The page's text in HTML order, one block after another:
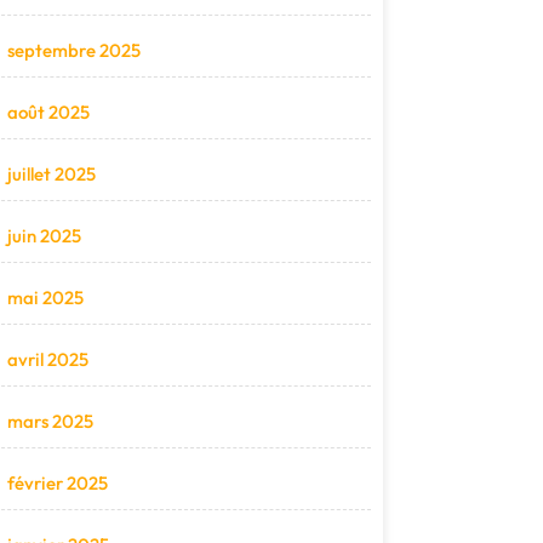
septembre 2025
août 2025
juillet 2025
juin 2025
mai 2025
avril 2025
mars 2025
février 2025